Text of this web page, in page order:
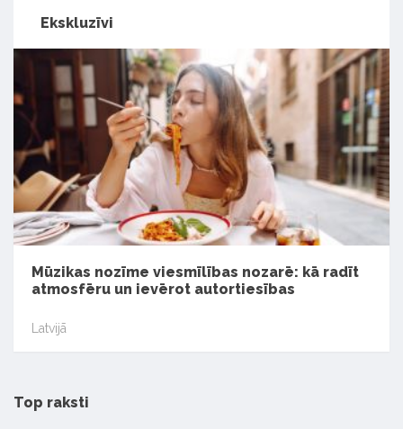
Ekskluzīvi
Mūzikas nozīme viesmīlības nozarē: kā radīt
atmosfēru un ievērot autortiesības
Latvijā
Top raksti